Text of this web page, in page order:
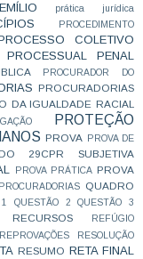
prática jurídica
PROCEDIMENTO
COLETIVO
PROCESSUAL PENAL
PROCURADOR DO
PROCURADORIAS
DA IGUALDADE RACIAL
PROTEÇÃO
PROVA
PROVA DE
29CPR SUBJETIVA
PROVA PRÁTICA PROVA
QUADRO
QUESTÃO 2 QUESTÃO 3
RECURSOS REFÚGIO
REPROVAÇÕES
RESOLUÇÃO
RESUMO RETA FINAL